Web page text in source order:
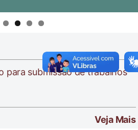
para submissão de trabalhos
Veja Mais